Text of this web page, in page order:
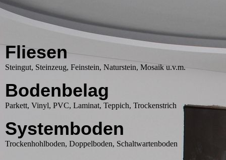
Fliesen
Steingut, Steinzeug, Feinstein, Naturstein, Mosaik u.v.m.
Bodenbelag
Parkett, Vinyl, PVC, Laminat, Teppich, Trockenstrich
Systemboden
Trockenhohlboden, Doppelboden, Schaltwartenboden